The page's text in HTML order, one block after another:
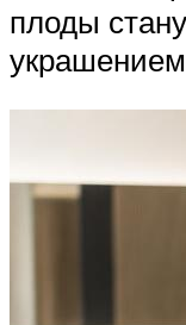
плоды
украшением